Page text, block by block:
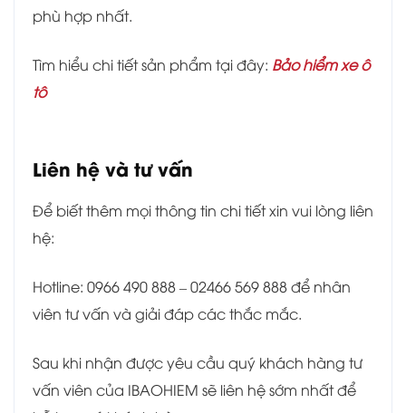
phù hợp nhất.
Tìm hiểu chi tiết sản phẩm tại đây: Bảo hiểm xe ô
tô
Liên hệ và tư vấn
Để biết thêm mọi thông tin chi tiết xin vui lòng liên
hệ:
Hotline: 0966 490 888 – 02466 569 888 để nhân
viên tư vấn và giải đáp các thắc mắc.
Sau khi nhận được yêu cầu quý khách hàng tư
vấn viên của IBAOHIEM sẽ liên hệ sớm nhất để